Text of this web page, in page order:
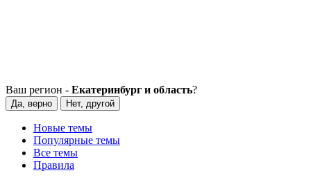
Ваш регион - Екатеринбург и область?
Да, верно Нет, другой
Новые темы
Популярные темы
Все темы
Правила